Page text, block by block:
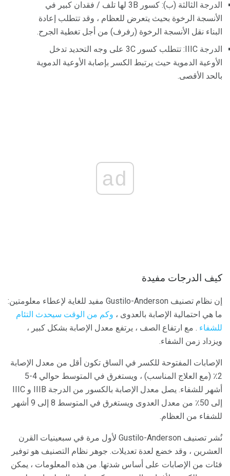
الدرجة الثالثة (ب): كسور 3B لها تلف / فقدان كبير في
الأنسجة الرخوة بحيث يتعرض للعظام ، وقد تتطلب إعادة
البناء نقل الأنسجة الرخوة (رفرف) من أجل تغطية الجرح.
الدرجة IIIC: تتطلب كسور 3C على وجه التحديد تدخل
الأوعية الدموية حيث يرتبط الكسر بإصابة الأوعية الدموية
بالحد الأقصى.
ad
كيف الدرجات مفيدة
إن نظام تصنيف Gustilo-Anderson مفيد للغاية لإعطاء معلومتين:
ما هي احتمالية الإصابة بالعدوى ، وكم من الوقت سيحدث التئام
للشفاء . مع ارتفاع الصف ، يرتفع معدل الإصابة بشكل كبير ،
ويزداد زمن الشفاء.
الإصابات المفتوحة للكسر في الساق تكون أقل من معدل الإصابة
2٪ (مع العلاج المناسب) ، ويستغرق في المتوسط ​​حوالي 4-5
أشهر للشفاء. يصل معدل الإصابة بالكسور من الدرجة IIIB و IIIC
إلى 50٪ من معدل العدوى ويستغرق في المتوسط ​​8 إلى 9 أشهر
للشفاء من العظام.
نُشر تصنيف Gustilo-Anderson لأول مرة في سبعينيات القرن
العشرين ، وقد خضع لعدة تعديلات. جوهر نظام التصنيف هو توفير
فئات من الإصابات على أساس شدتها. من هذه المعلومات ، يمكن